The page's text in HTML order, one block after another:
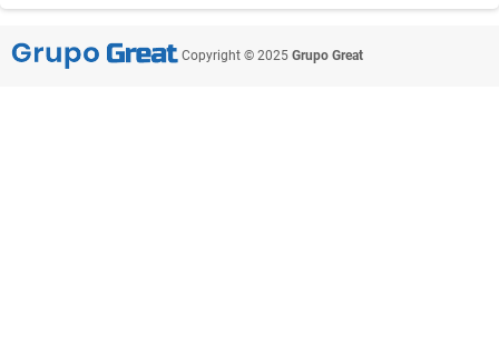
Copyright © 2025 Grupo Great